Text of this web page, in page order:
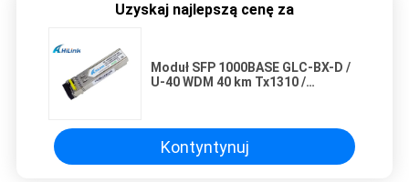
Uzyskaj najlepszą cenę za
Moduł SFP 1000BASE GLC-BX-D /
U-40 WDM 40 km Tx1310 /
Kontyntynuj